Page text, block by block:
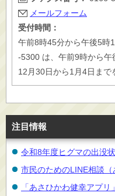
メールフォーム
受付時間：
午前8時45分から午後5時
-5300 は、午前9時から
12月30日から1月4日まで
注目情報
令和8年度ヒグマの出没
市民のためのLINE相談（
「あさひかわ健幸アプ